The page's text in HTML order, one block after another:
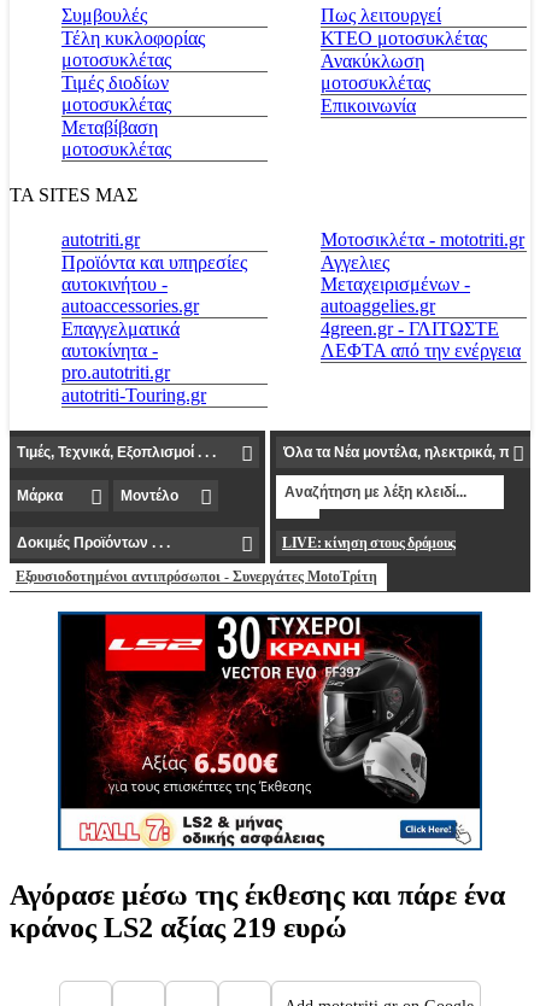
Συμβουλές
Τέλη κυκλοφορίας
μοτοσυκλέτας
Τιμές διοδίων
μοτοσυκλέτας
Μεταβίβαση
μοτοσυκλέτας
Πως λειτουργεί
ΚΤΕΟ μοτοσυκλέτας
Ανακύκλωση
μοτοσυκλέτας
Επικοινωνία
ΤΑ SITES ΜΑΣ
autotriti.gr
Προϊόντα και υπηρεσίες
αυτοκινήτου -
autoaccessories.gr
Επαγγελματικά
αυτοκίνητα -
pro.autotriti.gr
autotriti-Touring.gr
Μοτοσικλέτα - mototriti.gr
Αγγελιες
Μεταχειρισμένων -
autoaggelies.gr
4green.gr - ΓΛΙΤΩΣΤΕ
ΛΕΦΤΑ από την ενέργεια
LIVE: κίνηση στους δρόμους
Εξουσιοδοτημένοι αντιπρόσωποι - Συνεργάτες MotoΤρίτη
Αγόρασε μέσω της έκθεσης και πάρε ένα
κράνος LS2 αξίας 219 ευρώ